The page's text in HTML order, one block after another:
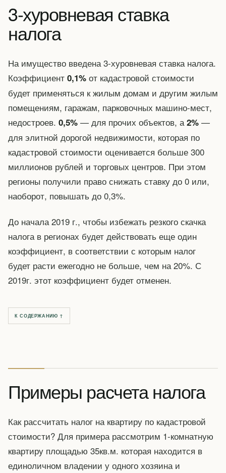
3-хуровневая ставка
налога
На имущество введена 3-хуровневая ставка налога.
Коэффициент 0,1% от кадастровой стоимости
будет применяться к жилым домам и другим жилым
помещениям, гаражам, парковочных машино-мест,
недостроев. 0,5% — для прочих объектов, а 2% —
для элитной дорогой недвижимости, которая по
кадастровой стоимости оценивается больше 300
миллионов рублей и торговых центров. При этом
регионы получили право снижать ставку до 0 или,
наоборот, повышать до 0,3%.
До начала 2019 г., чтобы избежать резкого скачка
налога в регионах будет действовать еще один
коэффициент, в соответствии с которым налог
будет расти ежегодно не больше, чем на 20%. С
2019г. этот коэффициент будет отменен.
К СОДЕРЖАНИЮ ↑
Примеры расчета налога
Как рассчитать налог на квартиру по кадастровой
стоимости? Для примера рассмотрим 1-комнатную
квартиру площадью 35кв.м. которая находится в
единоличном владении у одного хозяина и